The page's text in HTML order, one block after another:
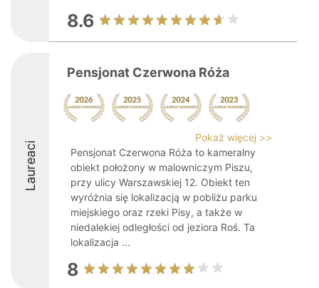
8.6
Laureaci
Pensjonat Czerwona Róża
Pokaż więcej >>
Pensjonat Czerwona Róża to kameralny
obiekt położony w malowniczym Piszu,
przy ulicy Warszawskiej 12. Obiekt ten
wyróżnia się lokalizacją w pobliżu parku
miejskiego oraz rzeki Pisy, a także w
niedalekiej odległości od jeziora Roś. Ta
lokalizacja ...
8